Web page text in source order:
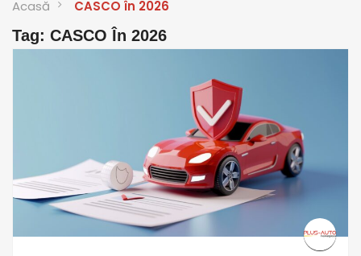
Acasă CASCO în 2026
Tag: CASCO În 2026